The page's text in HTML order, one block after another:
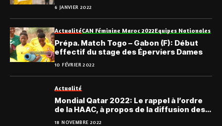
6 JANVIER 2022
ActualitéCAN Féminine Maroc 2022Equipes Nationales
Prépa. Match Togo – Gabon (F): Début
effectif du stage des Éperviers Dames
10 FÉVRIER 2022
Actualité
Mondial Qatar 2022: Le rappel à l’ordre
de la HAAC, à propos de la diffusion des
matchs
18 NOVEMBRE 2022